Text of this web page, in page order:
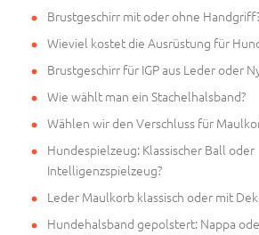
Brustgeschirr mit oder ohne
Wieviel kostet die Ausrüstung für
Brustgeschirr für IGP aus Leder oder
Wie wählt man ein Stachelhalsband?
Wählen wir den Verschluss für
Hundespielzeug: Klassischer Ball oder
Intelligenzspielzeug?
Leder Maulkorb klassisch oder mit
Hundehalsband gepolstert: Nappa